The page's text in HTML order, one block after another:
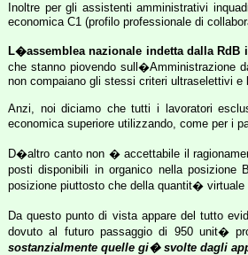
Inoltre per gli assistenti amministrativi
economica C1 (profilo professionale di
L�assemblea nazionale indetta dalla RdB
che stanno piovendo sull�Amministrazione
non compaiano gli stessi criteri ultraselettivi
Anzi, noi diciamo che tutti i lavoratori
economica superiore utilizzando, come per i
D�altro canto non � accettabile il
posti disponibili in organico nella
posizione piuttosto che della quantit� virtuale
Da questo punto di vista appare del tutto
dovuto al futuro passaggio di 950 unit�
sostanzialmente quelle gi� svolte dagli